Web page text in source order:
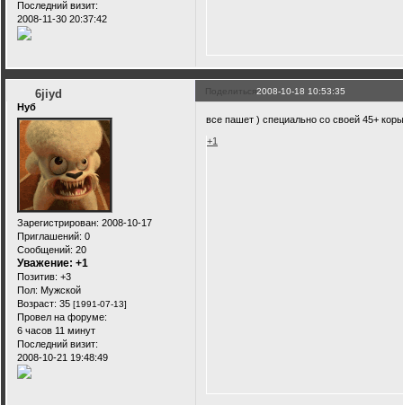
Последний визит:
2008-11-30 20:37:42
Поделиться2008-10-18 10:53:35
6jiyd
Нуб
Зарегистрирован: 2008-10-17
Приглашений: 0
Сообщений: 20
Уважение: +1
Позитив: +3
Пол: Мужской
Возраст: 35 [1991-07-13]
Провел на форуме:
6 часов 11 минут
Последний визит:
2008-10-21 19:48:49
все пашет ) специально со своей 45+
+1